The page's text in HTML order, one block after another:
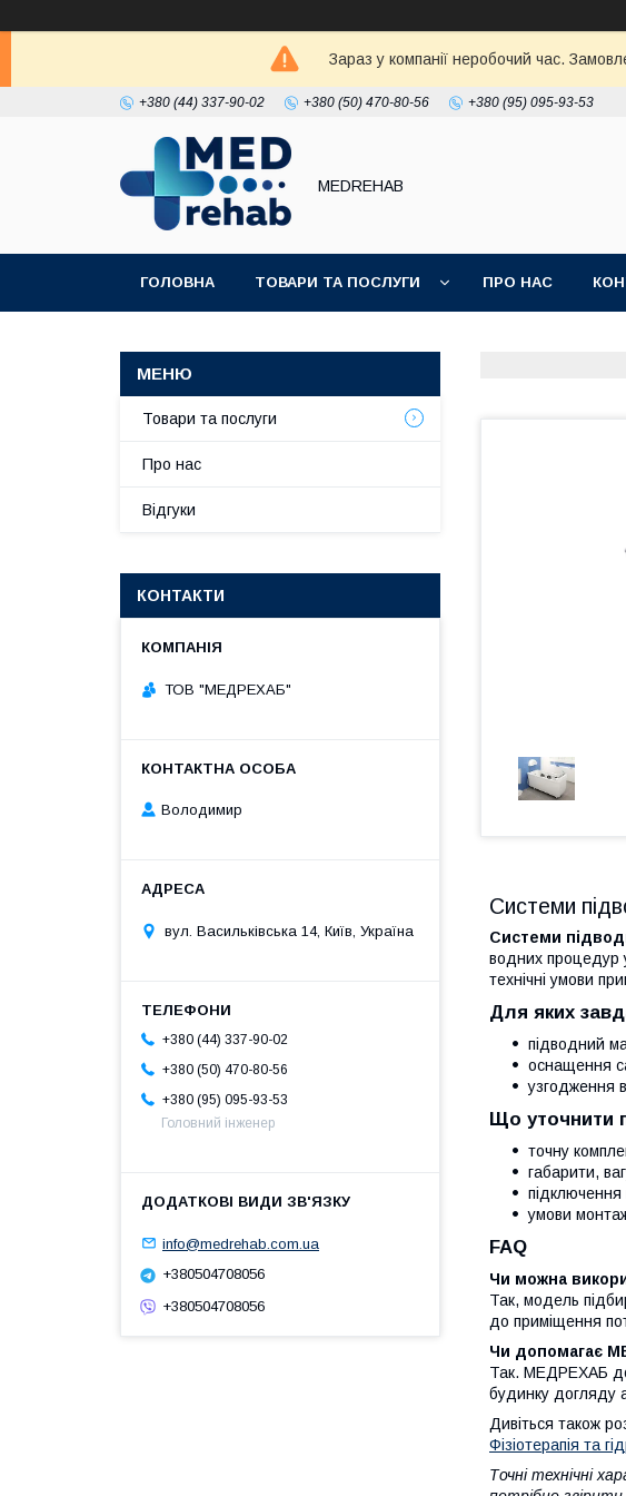
Зараз у компанії неробочий час.
+380 (44) 337-90-02 +380 (50) 470-80-56 +380 (95) 095-93-53
MEDREHAB
ГОЛОВНА ТОВАРИ ТА ПОСЛУГИ ПРО НАС
Системи
Системи
водних процедур
технічні умови
Для яких
підводний
оснащення
узгодження
Що уточнити
точну
габарити,
підключення
умови
FAQ
Чи можна
Так, модель
до приміщення
Чи допомагає
Так. МЕДРЕХАБ
будинку догляду
Дивіться також
Фізіотерапія та
Точні технічні
Товари та послуги
Про нас
Відгуки
КОНТАКТИ
ТОВ "МЕДРЕХАБ"
Володимир
вул. Васильківська 14, Київ, Україна
+380 (44) 337-90-02
+380 (50) 470-80-56
+380 (95) 095-93-53
Головний інженер
info@medrehab.com.ua
+380504708056
+380504708056